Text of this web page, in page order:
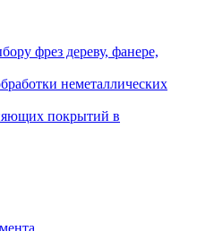
фрез дереву, фанере,
неметаллических
покрытий в